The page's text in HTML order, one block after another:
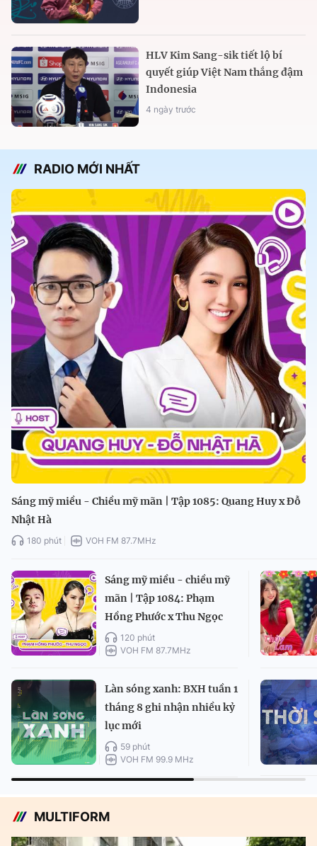
HLV Kim Sang-sik tiết lộ bí
quyết giúp Việt Nam thắng đậm
Indonesia
4 ngày trước
RADIO MỚI NHẤT
Sáng mỹ miều - Chiều mỹ mãn | Tập 1085: Quang Huy x Đỗ
Nhật Hà
180 phút VOH FM 87.7MHz
Sáng mỹ miều - chiều mỹ
mãn | Tập 1084: Phạm
Hồng Phước x Thu Ngọc
120 phút
VOH FM 87.7MHz
Làn sóng xanh: BXH tuần 1
tháng 8 ghi nhận nhiều kỷ
lục mới
59 phút
VOH FM 99.9 MHz
MULTIFORM